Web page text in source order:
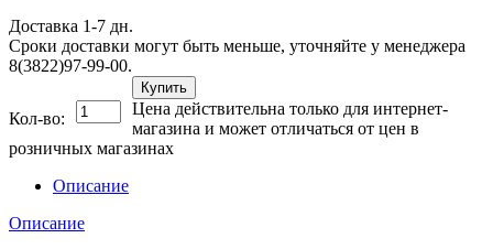
Доставка 1-7 дн.
Сроки доставки могут быть меньше, уточняйте у менеджера
8(3822)97-99-00.
Кол-во:
Купить
Цена действительна только для интернет-
магазина и может отличаться от цен в
розничных магазинах
Описание
Описание